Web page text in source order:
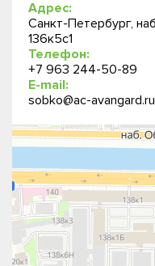
Адрес:
Санкт-Петербург,
136к5с1
Телефон:
+7 963 244-50-89
E-mail:
sobko@ac-avangard.ru